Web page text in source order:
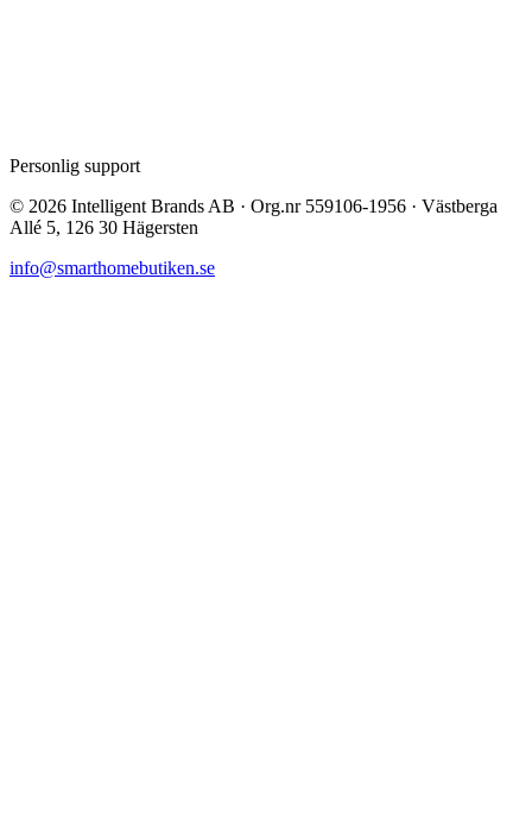
Personlig support
© 2026 Intelligent Brands AB · Org.nr 559106-1956 · Västberga
Allé 5, 126 30 Hägersten
info@smarthomebutiken.se